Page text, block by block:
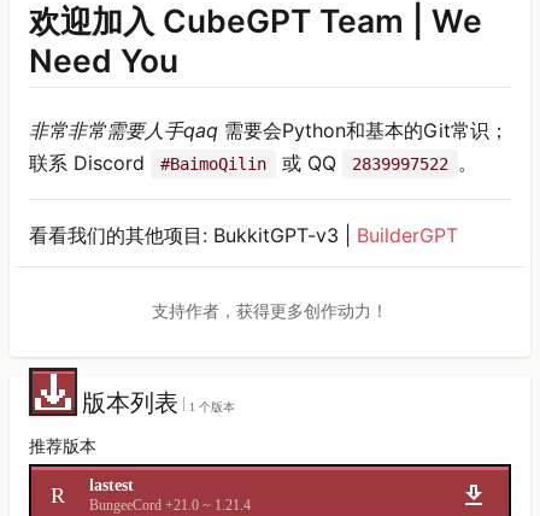
欢迎加入 CubeGPT Team | We
Need You
非常非常需要人手qaq 需要会Python和基本的Git常识；
联系 Discord
#BaimoQilin 或 QQ 2839997522 。
看看我们的其他项目: BukkitGPT-v3 | BuilderGPT
支持作者，获得更多创作动力！
版本列表 1 个版本
推荐版本
R lastest
BungeeCord +21.0 ~ 1.21.4